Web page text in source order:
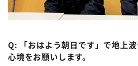
Q: 「おはよう朝日です」で地上
心境をお願いします。